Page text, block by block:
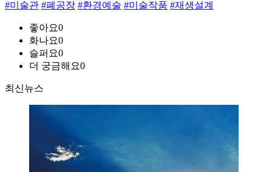
#미술관 #폐공장 #환경예술 #미술작품 #재생설계
좋아요0
화나요0
슬퍼요0
더 궁금해요0
최신뉴스